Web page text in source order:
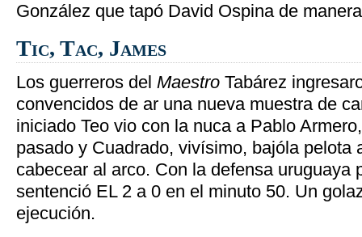
González que tapó David Ospina de
Tic, Tac, James
Los guerreros del Maestro Tabárez
convencidos de ar una nueva muestra de
iniciado Teo vio con la nuca a Pablo
pasado y Cuadrado, vivísimo, bajóla pelota
cabecear al arco. Con la defensa uruguaya
sentenció EL 2 a 0 en el minuto 50. Un
ejecución.